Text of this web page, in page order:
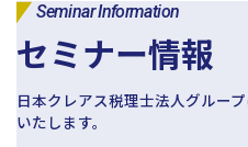
Seminar Information
セミナー情報
日本クレアス税理士法人グルー
いたします。